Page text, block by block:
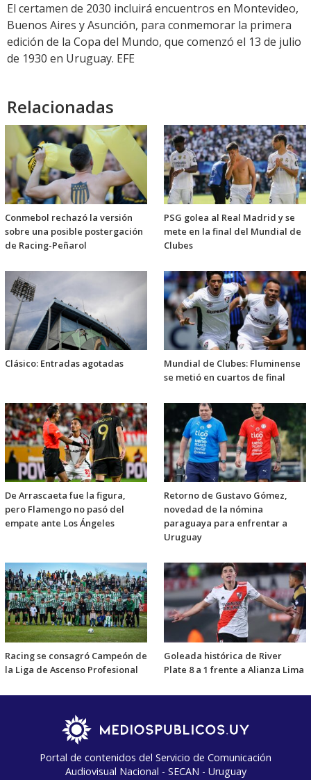
El certamen de 2030 incluirá encuentros en Montevideo,
Buenos Aires y Asunción, para conmemorar la primera
edición de la Copa del Mundo, que comenzó el 13 de julio
de 1930 en Uruguay. EFE
Relacionadas
Conmebol rechazó la versión
sobre una posible postergación
de Racing-Peñarol
PSG golea al Real Madrid y se
mete en la final del Mundial de
Clubes
Clásico: Entradas agotadas
Mundial de Clubes: Fluminense
se metió en cuartos de final
De Arrascaeta fue la figura,
pero Flamengo no pasó del
empate ante Los Ángeles
Retorno de Gustavo Gómez,
novedad de la nómina
paraguaya para enfrentar a
Uruguay
Racing se consagró Campeón de
la Liga de Ascenso Profesional
Goleada histórica de River
Plate 8 a 1 frente a Alianza Lima
Portal de contenidos del Servicio de Comunicación
Audiovisual Nacional - SECAN - Uruguay